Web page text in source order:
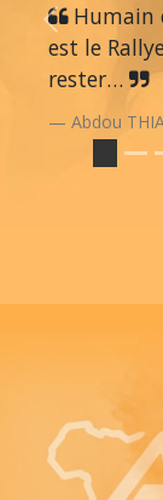
Humain
est le
rester…
Abdou
Previous